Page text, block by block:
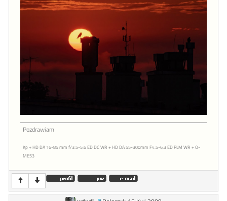
Pozdrawiam
Kp + HD DA 16-85 mm f/3.5-5.6 ED DC WR + HD DA 55-300mm F4.5-6.3 ED PLM WR + O-
ME53